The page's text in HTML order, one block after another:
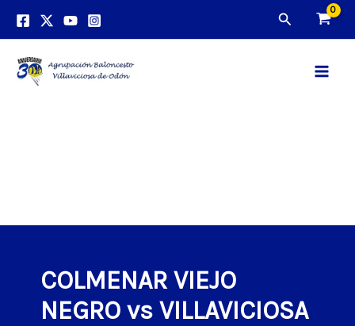
Buscar
COLMENAR VIEJO
NEGRO vs VILLAVICIOSA